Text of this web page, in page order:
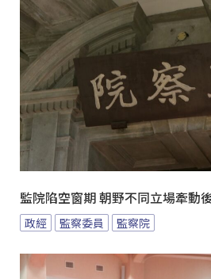
監院陷空窗期 朝野不同立場牽動
政經 監察委員 監察院